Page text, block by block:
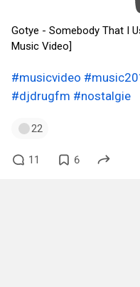
Gotye - Somebody That I
Music Video]
#musicvideo
#djdrugfm #nostalgie
22
11 6